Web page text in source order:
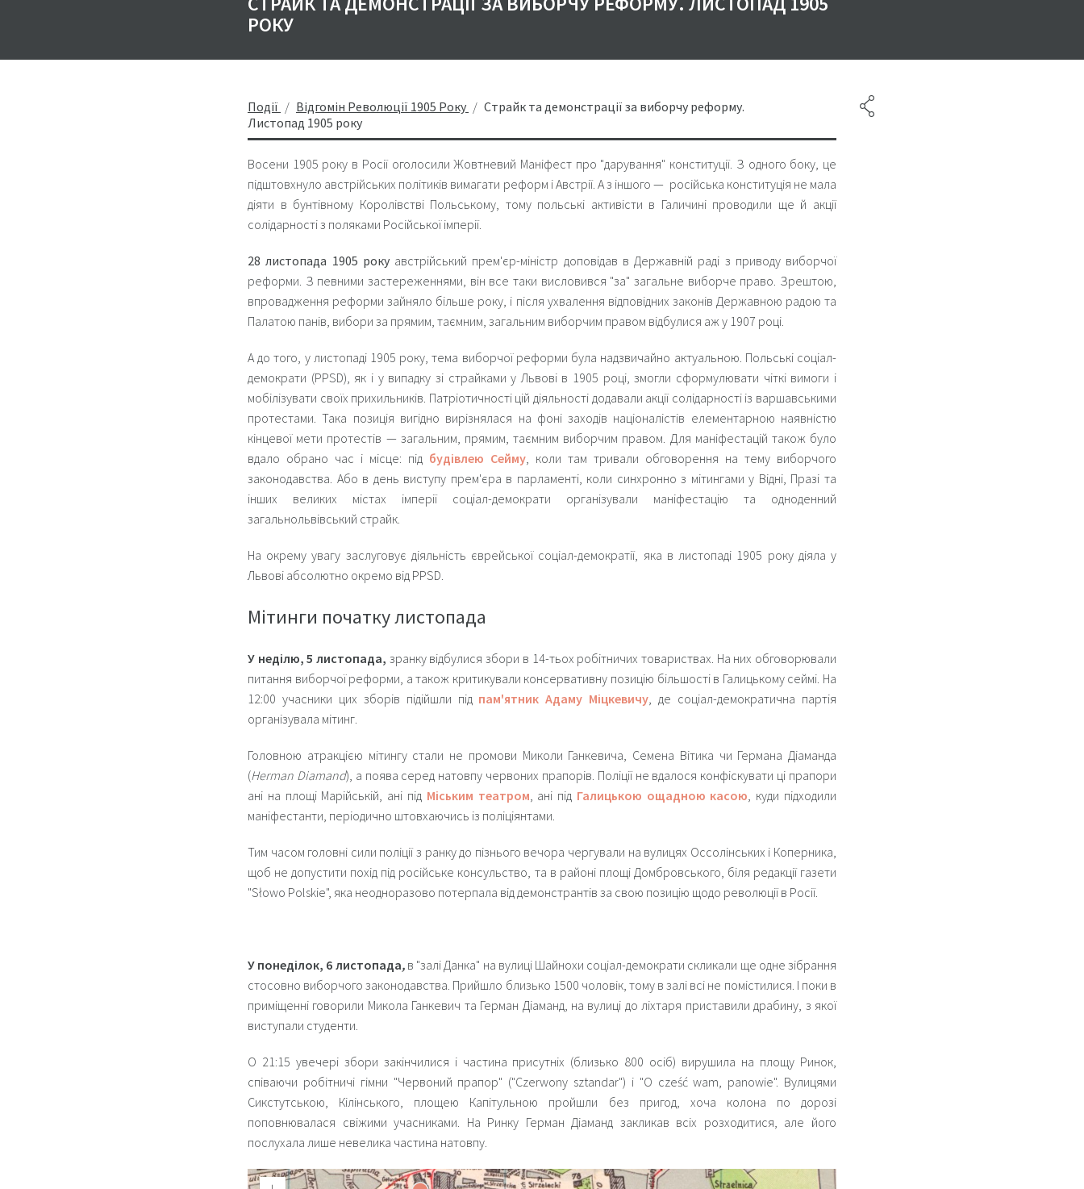
РОКУ
Події Відгомін Революції 1905 Року
Страйк та демонстрації за виборчу реформу.
Листопад 1905 року
Восени 1905 року в Росії оголосили Жовтневий Маніфест про "дарування" конституції. З одного боку, це
підштовхнуло австрійських політиків вимагати реформ і Австрії. А з іншого — російська конституція не мала
діяти в бунтівному Королівстві Польському, тому польські активісти в Галичині проводили ще й акції
солідарності з поляками Російської імперії.
28 листопада 1905 рокуавстрійський прем'єр-міністр доповідав в Державній раді з приводу виборчої
реформи. З певними застереженнями, він все таки висловився "за" загальне виборче право. Зрештою,
впровадження реформи зайняло більше року, і після ухвалення відповідних законів Державною радою та
Палатою панів, вибори за прямим, таємним, загальним виборчим правом відбулися аж у 1907 році.
А до того, у листопаді 1905 року, тема виборчої реформи була надзвичайно актуальною. Польські соціал-
демократи (PPSD), як і у випадку зі страйками у Львовів 1905 році, змогли сформулювати чіткі вимоги і
мобілізувати своїх прихильників. Патріотичності цій діяльності додавали акції солідарності із варшавськими
протестами. Така позиція вигідно вирізнялася на фоні заходів націоналістів елементарною наявністю
кінцевої мети протестів — загальним, прямим, таємним виборчим правом. Для маніфестацій також було
вдало обрано час і місце: під будівлею Сейму, коли там тривали обговорення на тему виборчого
законодавства. Або в день виступу прем'єра в парламенті, коли синхронно з мітингами у Відні, Празі та
інших великих містах імперії соціал-демократи організували маніфестацію та одноденний
загальнольвівський страйк.
На окрему увагу заслуговує діяльність єврейської соціал-демократії, яка в листопаді 1905 року діяла у
Львові абсолютно окремо від PPSD.
Мітинги початку листопада
У неділю, 5 листопада, зранку відбулися збори в 14-тьох робітничих товариствах. На них обговорювали
питання виборчої реформи, а також критикували консервативну позицію більшості в Галицькому сеймі. На
12:00 учасники цих зборів підійшли під пам'ятник Адаму Міцкевичу, де соціал-демократична партія
організувала мітинг.
Головною атракцією мітингу стали не промови Миколи Ганкевича, Семена Вітика чи Германа Діаманда
(Herman Diamand), а поява серед натовпу червоних прапорів. Поліції не вдалося конфіскувати ці прапори
ані на площі Марійській, ані під Міським театром, ані під Галицькою ощадною касою, куди підходили
маніфестанти, періодично штовхаючись із поліціянтами.
Тим часом головні сили поліції з ранку до пізнього вечора чергували на вулицях Оссолінських і Коперника,
щоб не допустити похід під російське консульство, та в районі площі Домбровського, біля редакції газети
"Słowo Polskie", яка неодноразово потерпала від демонстрантів за свою позицію щодо революції в Росії.
У понеділок, 6 листопада,в "залі Данка" на вулиці Шайнохи соціал-демократи скликали ще одне зібрання
стосовно виборчого законодавства. Прийшло близько 1500 чоловік, тому в залі всі не помістилися. І поки в
приміщенні говорили Микола Ганкевич та Герман Діаманд, на вулиці до ліхтаря приставили драбину, з якої
виступали студенти.
О 21:15 увечері збори закінчилися і частина присутніх (близько 800 осіб) вирушила на площу Ринок,
співаючи робітничі гімни "Червоний прапор" ("Czerwony sztandar") і "O cześć wam, panowie". Вулицями
Сикстутською, Кілінського, площею Капітульною пройшли без пригод, хоча колона по дорозі
поповнювалася свіжими учасниками. На Ринку Герман Діаманд закликав всіх розходитися, але його
послухала лише невелика частина натовпу.